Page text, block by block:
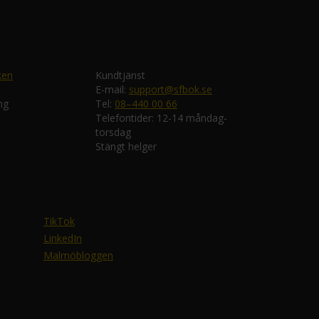
Kundtjänst
E-mail: support@sfbok.se
Tel: 08–440 00 66
Telefontider: 12-14 måndag-
torsdag
Stängt helger
TikTok
LinkedIn
Malmöbloggen